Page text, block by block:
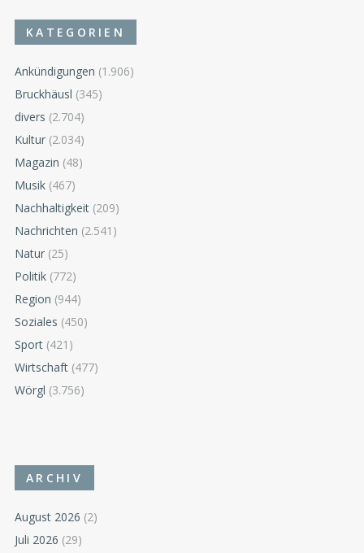
KATEGORIEN
Ankündigungen (1.906)
Bruckhäusl (345)
divers (2.704)
Kultur (2.034)
Magazin (48)
Musik (467)
Nachhaltigkeit (209)
Nachrichten (2.541)
Natur (25)
Politik (772)
Region (944)
Soziales (450)
Sport (421)
Wirtschaft (477)
Wörgl (3.756)
ARCHIV
August 2026 (2)
Juli 2026 (29)